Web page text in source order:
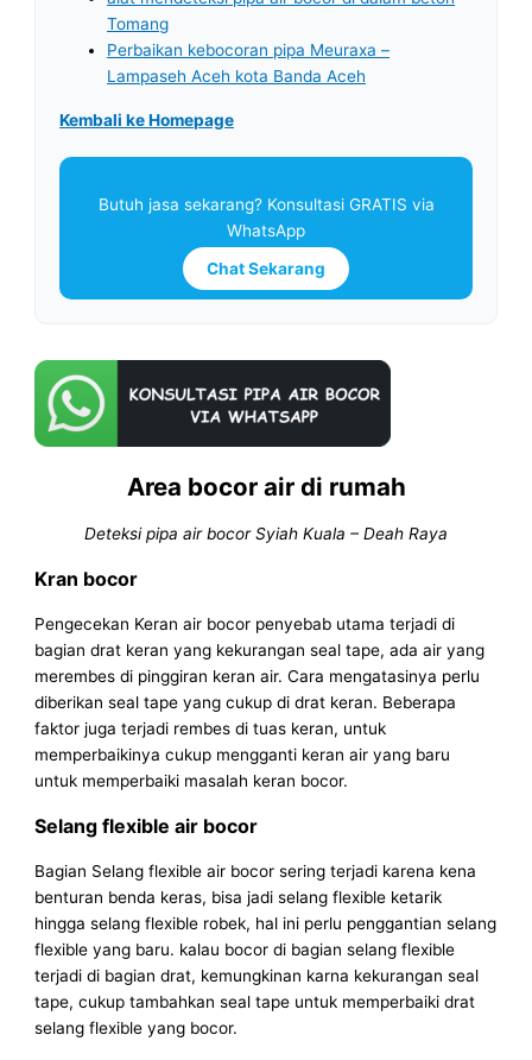
Tomang
Perbaikan kebocoran pipa Meuraxa –
Lampaseh Aceh kota Banda Aceh
Kembali ke Homepage
Butuh jasa sekarang? Konsultasi GRATIS via
WhatsApp
Chat Sekarang
Area bocor air di rumah
Deteksi pipa air bocor Syiah Kuala – Deah Raya
Kran bocor
Pengecekan Keran air bocor penyebab utama terjadi di
bagian drat keran yang kekurangan seal tape, ada air yang
merembes di pinggiran keran air. Cara mengatasinya perlu
diberikan seal tape yang cukup di drat keran. Beberapa
faktor juga terjadi rembes di tuas keran, untuk
memperbaikinya cukup mengganti keran air yang baru
untuk memperbaiki masalah keran bocor.
Selang flexible air bocor
Bagian Selang flexible air bocor sering terjadi karena kena
benturan benda keras, bisa jadi selang flexible ketarik
hingga selang flexible robek, hal ini perlu penggantian selang
flexible yang baru. kalau bocor di bagian selang flexible
terjadi di bagian drat, kemungkinan karna kekurangan seal
tape, cukup tambahkan seal tape untuk memperbaiki drat
selang flexible yang bocor.